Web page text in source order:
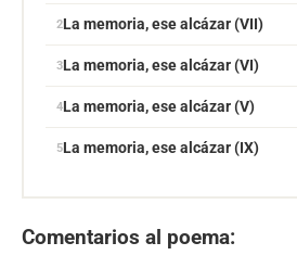
La memoria, ese alcázar (VII)
La memoria, ese alcázar (VI)
La memoria, ese alcázar (V)
La memoria, ese alcázar (IX)
Comentarios al poema: